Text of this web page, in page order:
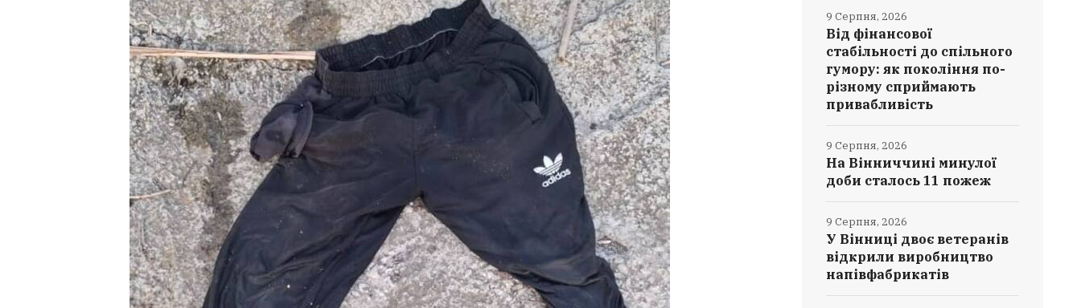
Від фінансової
стабільності до спільного
гумору: як покоління по-
різному сприймають
привабливість
9 Серпня, 2026
На Вінниччині минулої
доби сталось 11 пожеж
9 Серпня, 2026
У Вінниці двоє ветеранів
відкрили виробництво
напівфабрикатів
9 Серпня, 2026